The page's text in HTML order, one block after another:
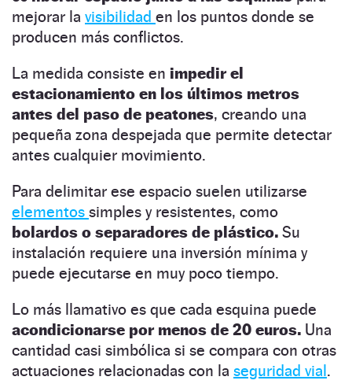
mejorar la visibilidad en los puntos donde se
producen más conflictos.
La medida consiste en impedir el
estacionamiento en los últimos metros
antes del paso de peatones, creando una
pequeña zona despejada que permite detectar
antes cualquier movimiento.
Para delimitar ese espacio suelen utilizarse
elementos simples y resistentes, como
bolardos o separadores de plástico. Su
instalación requiere una inversión mínima y
puede ejecutarse en muy poco tiempo.
Lo más llamativo es que cada esquina puede
acondicionarse por menos de 20 euros. Una
cantidad casi simbólica si se compara con otras
actuaciones relacionadas con la seguridad vial .